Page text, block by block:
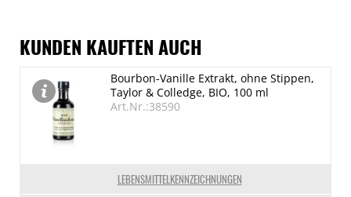
Fett
1.5 g
davon gesättigte Fettsäuren
0.1 g
Kohlenhydrate
Spuren / Enthalten
Schalenfrüchte (Mandel,Pistazie)
Enthalten
SO2/Sulfite
Spuren
KUNDEN KAUFTEN AUCH
LEBENSMITTELKENNZEICHNUNGEN
Bourbon-Vanille Extrakt, ohne Stippen,
Taylor & Colledge, BIO, 100 ml
Art.Nr.:38590